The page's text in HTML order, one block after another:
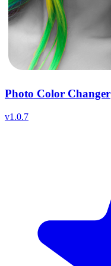
Photo Color Changer
v1.0.7